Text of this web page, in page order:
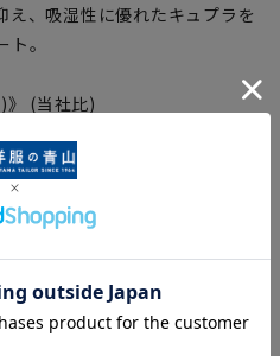
え、吸湿性に優れたキュプラを
。
》 (当社比)
味やサイズ等の仕様に変更が
めご了承ください。
着用感や実際のサイズ表に若
ます。予めご了承ください。